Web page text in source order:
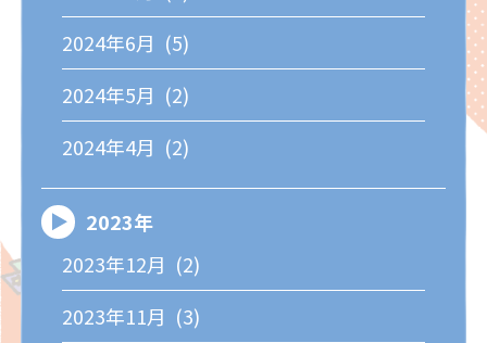
2024年6月 (5)
2024年5月 (2)
2024年4月 (2)
2023年
2023年12月 (2)
2023年11月 (3)